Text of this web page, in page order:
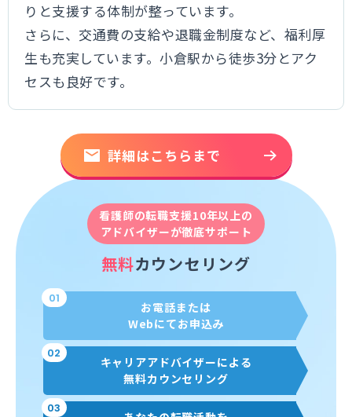
りと支援する体制が整っています。
さらに、交通費の支給や退職金制度など、福利厚
生も充実しています。小倉駅から徒歩3分とアク
セスも良好です。
詳細はこちらまで
看護師の転職支援10年以上の
アドバイザーが徹底サポート
無料カウンセリング
01
お電話または
Webにてお申込み
02
キャリアアドバイザーによる
無料カウンセリング
03